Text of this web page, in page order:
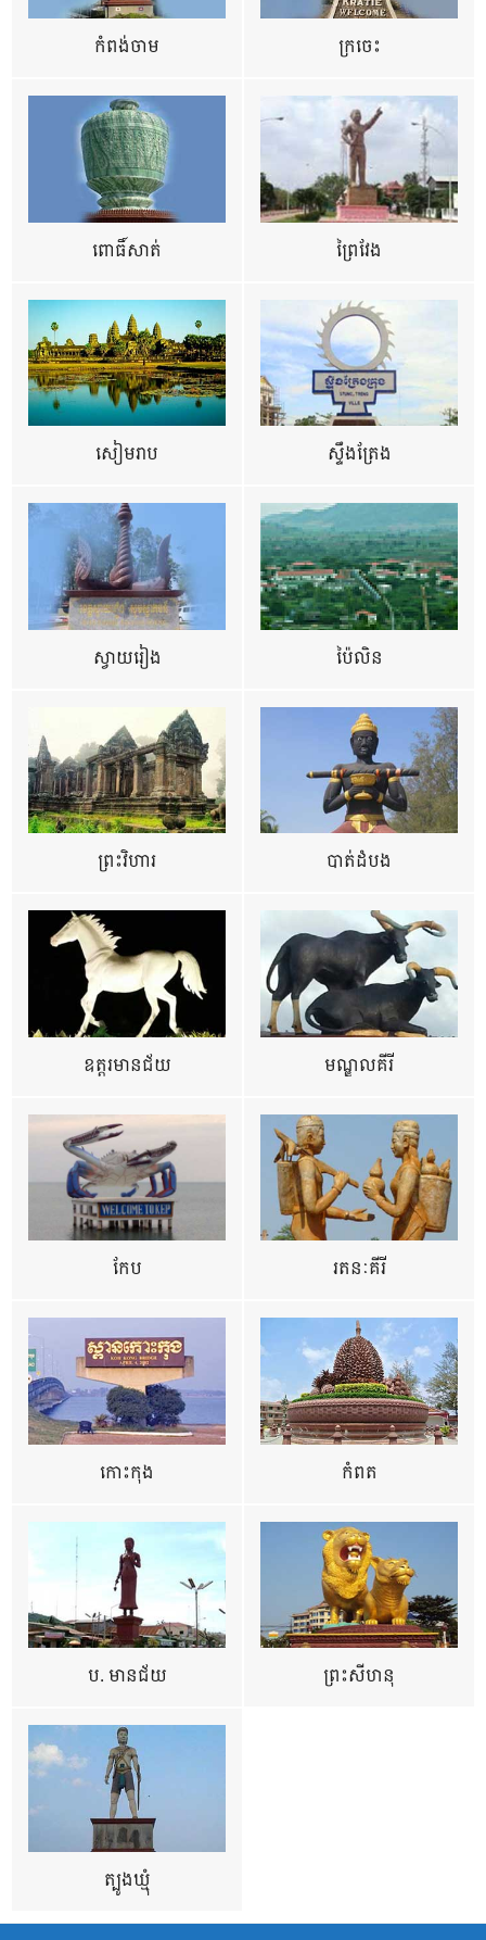
កំពង់ចាម ក្រចេះ
ពោធិ៍សាត់ ព្រៃវែង
សៀមរាប ស្ទឹងត្រែង
ស្វាយរៀង ប៉ៃលិន
ព្រះវិហារ បាត់ដំបង
ឧត្ដរមានជ័យ មណ្ឌលគីរី
កែប រតនៈគីរី
កោះកុង កំពត
ប. មានជ័យ ព្រះសីហនុ
ត្បូងឃ្មុំ